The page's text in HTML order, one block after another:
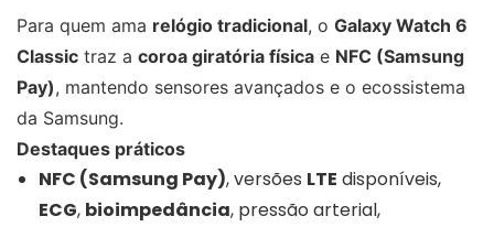
Para quem ama relógio tradicional, o Galaxy Watch 6
Classic traz a coroa giratória física e NFC (Samsung
Pay), mantendo sensores avançados e o ecossistema
da Samsung.
Destaques práticos
NFC (Samsung Pay), versões LTE disponíveis,
ECG, bioimpedância, pressão arterial,